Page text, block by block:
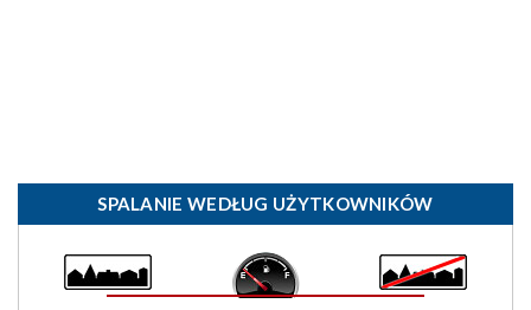
SPALANIE WEDŁUG UŻYTKOWNIKÓW